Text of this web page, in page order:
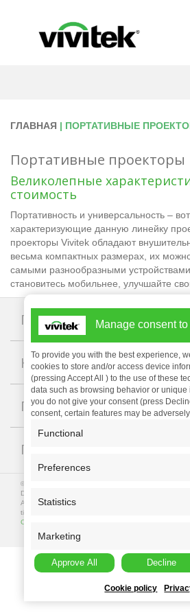
ГЛАВНАЯ | ПОРТАТИВНЫЕ
Портативные проекторы
Великолепные
стоимость
Портативность и универсальность –
характеризующие данную линейку
проекторы Vivitek обладают
весьма компактных размерах, их
самыми разнообразными
становитесь мобильнее, улучшайте
Проекторы
Компания
Поддержка
ГДЕ КУПИТЬ
© Copyright 2023 Vivitek. Vivitek is a registered
Delta Electronics, Inc.
All programme specifications are subject to change at
time. All rights reserved.
Collection
Manage consent
To provide you with the best experience,
cookies to store and/or access device
(pressing Accept All ) to the use of these
data such as browsing behavior or unique
you do not give your consent (press
consent, certain features may be
Functional
Preferences
Statistics
Marketing
Approve All Decline
Cookie policy